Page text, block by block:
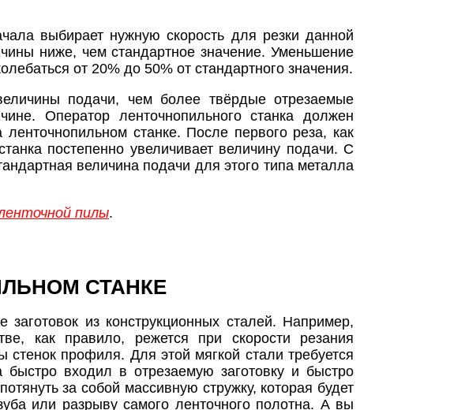
выбирает нужную скорость для резки данной
ниже, чем стандартное значение. Уменьшение
от 20% до 50% от стандартного значения.
подачи, чем более твёрдые отрезаемые
Оператор ленточнопильного станка должен
станке. После первого реза, как
постепенно увеличивает величину подачи. С
величина подачи для этого типа металла
пилы.
СТАНКЕ
заготовок из конструкционных сталей. Например,
как правило, режется при скорости резания
профиля. Для этой мягкой стали требуется
входил в отрезаемую заготовку и быстро
за собой массивную стружку, которая будет
или разрыву самого ленточного полотна. А вы